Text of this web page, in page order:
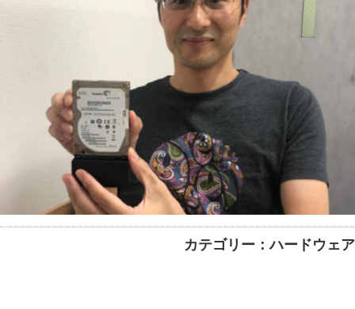
カテゴリー：ハードウェア